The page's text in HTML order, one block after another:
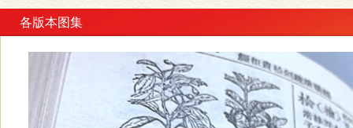
各版本图集